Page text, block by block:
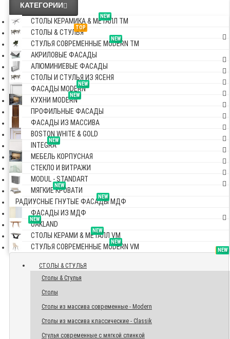
КАТЕГОРИИ
NEW
СТОЛЫ КЕРАМИКА & МЕТАЛЛ TM
TOP
СТОЛЫ & СТУЛЬЯ
NEW
СТУЛЬЯ СОВРЕМЕННЫЕ MODERN TM
АКРИЛОВЫЕ ФАСАДЫ
АЛЮМИНИЕВЫЕ ФАСАДЫ
СТОЛЫ И СТУЛЬЯ ИЗ ЯСЕНЯ
NEW
ФАСАДЫ MODERN
NEW
КУХНИ MODERN
ПРОФИЛЬНЫЕ ФАСАДЫ
ФАСАДЫ ИЗ МАССИВА
BOSTON WHITE & GOLD
NEW
INTEGRA
МЕБЕЛЬ КОРПУСНАЯ
СТЕКЛО И ВИТРАЖИ
MODUL - STANDART
NEW
МЯГКИЕ КРОВАТИ
NEW
РАДИУСНЫЕ ГНУТЫЕ ФАСАДЫ МДФ
ФАСАДЫ ИЗ МДФ
NEW
OAKLAND
NEW
СТОЛЫ КЕРАМИ & МЕТАЛЛ VM
NEW
СТУЛЬЯ СОВРЕМЕННЫЕ MODERN VM TOP
СТОЛЫ & СТУЛЬЯ
Столы & Стулья
Столы
Столы из массива современные - Modern
Столы из массива классические - Classik
Стулья современные с мягкой спинкой
NEW
NEW
NEW